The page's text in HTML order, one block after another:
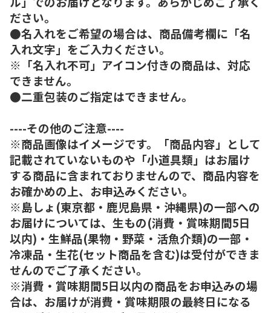
ださい。
●名入れをご希望の場合は、商品備考欄に「名
入れ文字」をご入力ください。
※「名入れ不可」アイコン付きの商品は、対応
できません。
●二重包装のご指定はできません。
----その他のご注意----
※商品画像はイメージです。「商品内容」として
記載されていないものや「小道具類」はお届け
する商品に含まれておりませんので、商品内容を
お確かめの上、お申込みください。
※島しょ(東京都・鹿児島県・沖縄県)の一部への
お届けについては、生もの(消費・賞味期間5日
以内)・生鮮品(果物・野菜・活魚介類)の一部・
冷凍品・生花(セット商品を含む)は受付ができま
せんのでご了承ください。
※消費・賞味期間5日以内の商品をお申込みの場
合は、お届けが消費・賞味期限の最終日になる